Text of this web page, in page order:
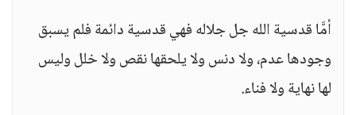
أمَّا قدسية الله جل جلاله فهي قدسية دائمة فلم يسبق
وجودها عدم، ولا دنس ولا يلحقها نقص ولا خلل وليس
لها نهاية ولا فناء.